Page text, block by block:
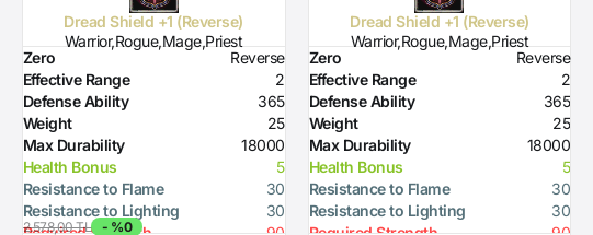
Dread Shield +1 (Reverse)
Warrior,Rogue,Mage,Priest
Zero
Reverse
Effective Range
2
Defense Ability
365
Weight
25
Max Durability
18000
Health Bonus
5
Resistance to Flame
30
Resistance to Lighting
30
2.578,00 TL - %0
Dread Shield +1 (Reverse)
Warrior,Rogue,Mage,Priest
Zero
Reverse
Effective Range
2
Defense Ability
365
Weight
25
Max Durability
18000
Health Bonus
5
Resistance to Flame
30
Resistance to Lighting
30